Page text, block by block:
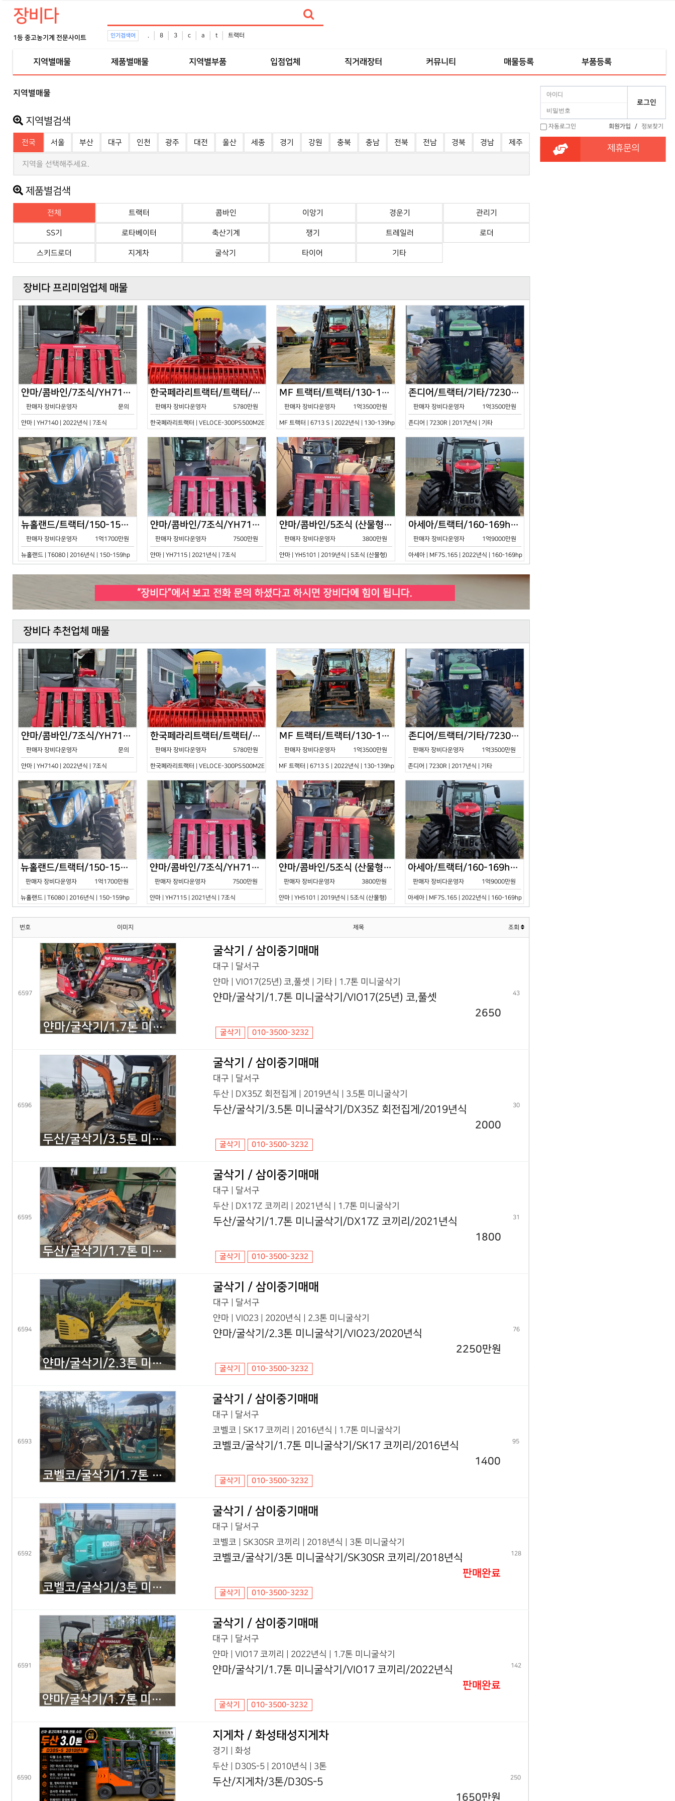
장비다
1등 중고농기계 전문사이트 인기검색어 . 8 3 c a t 트랙터
지역별매물 제품별매물 지역별부품 입점업체 직거래장터 커뮤니티 매물등록 부품등록
지역별매물
지역별검색
전국 서울 부산 대구 인천 광주 대전 울산 세종 경기 강원 충북 충남 전북 전남 경북 경남 제주
지역을 선택해주세요.
제품별검색
전체 트랙터 콤바인 이앙기 경운기 관리기
SS기 로타베이터 축산기계 쟁기 트레일러 로더
스키드로더 지게차 굴삭기 타이어 기타
장비다 프리미엄업체 매물
얀마/콤바인/7조식/YH7140/2024년식
판매자 장비다운영자 문의
얀마 | YH7140 | 2022년식 | 7조식
한국페라리트랙터/트랙터/기타/VELOCE-300PS500M2E/2022년식
판매자 장비다운영자 5780만원
한국페라리트랙터 | VELOCE-300PS500M2E | 2022년식 | 기타
MF 트랙터/트랙터/130-139hp/6713 S/2022년식
판매자 장비다운영자 1억3500만원
MF 트랙터 | 6713 S | 2022년식 | 130-139hp
존디어/트랙터/기타/7230R/2017년식
판매자 장비다운영자 1억3500만원
존디어 | 7230R | 2017년식 | 기타
뉴홀랜드/트랙터/150-159hp/T6080/2016년식
판매자 장비다운영자 1억1700만원
뉴홀랜드 | T6080 | 2016년식 | 150-159hp
얀마/콤바인/7조식/YH7115/2021년식
판매자 장비다운영자 7500만원
얀마 | YH7115 | 2021년식 | 7조식
얀마/콤바인/5조식 (산물형)/YH5101/2019년식
판매자 장비다운영자 3800만원
얀마 | YH5101 | 2019년식 | 5조식 (산물형)
아세아/트랙터/160-169hp/MF7S.165/2023년식
판매자 장비다운영자 1억9000만원
아세아 | MF7S.165 | 2022년식 | 160-169hp
장비다 추천업체 매물
얀마/콤바인/7조식/YH7140/2024년식
판매자 장비다운영자 문의
얀마 | YH7140 | 2022년식 | 7조식
한국페라리트랙터/트랙터/기타/VELOCE-300PS500M2E/2022년식
판매자 장비다운영자 5780만원
한국페라리트랙터 | VELOCE-300PS500M2E | 2022년식 | 기타
MF 트랙터/트랙터/130-139hp/6713 S/2022년식
판매자 장비다운영자 1억3500만원
MF 트랙터 | 6713 S | 2022년식 | 130-139hp
존디어/트랙터/기타/7230R/2017년식
판매자 장비다운영자 1억3500만원
존디어 | 7230R | 2017년식 | 기타
뉴홀랜드/트랙터/150-159hp/T6080/2016년식
판매자 장비다운영자 1억1700만원
뉴홀랜드 | T6080 | 2016년식 | 150-159hp
얀마/콤바인/7조식/YH7115/2021년식
판매자 장비다운영자 7500만원
얀마 | YH7115 | 2021년식 | 7조식
얀마/콤바인/5조식 (산물형)/YH5101/2019년식
판매자 장비다운영자 3800만원
얀마 | YH5101 | 2019년식 | 5조식 (산물형)
아세아/트랙터/160-169hp/MF7S.165/2023년식
판매자 장비다운영자 1억9000만원
아세아 | MF7S.165 | 2022년식 | 160-169hp
번호 이미지 제목 조회
6597
얀마/굴삭기/1.7톤 미니굴삭기/VIO17(25년) 코,풀셋
굴삭기 / 삼이중기매매
대구 | 달서구
얀마 | VIO17(25년) 코,풀셋 | 기타 | 1.7톤 미니굴삭기
얀마/굴삭기/1.7톤 미니굴삭기/VIO17(25년) 코,풀셋
2650
굴삭기 010-3500-3232
43
6596
두산/굴삭기/3.5톤 미니굴삭기/DX35Z 회전집게/2019년식
굴삭기 / 삼이중기매매
대구 | 달서구
두산 | DX35Z 회전집게 | 2019년식 | 3.5톤 미니굴삭기
두산/굴삭기/3.5톤 미니굴삭기/DX35Z 회전집게/2019년식
2000
굴삭기 010-3500-3232
30
6595
두산/굴삭기/1.7톤 미니굴삭기/DX17Z 코끼리/2021년식
굴삭기 / 삼이중기매매
대구 | 달서구
두산 | DX17Z 코끼리 | 2021년식 | 1.7톤 미니굴삭기
두산/굴삭기/1.7톤 미니굴삭기/DX17Z 코끼리/2021년식
1800
굴삭기 010-3500-3232
31
6594
얀마/굴삭기/2.3톤 미니굴삭기/VIO23/2020년식
굴삭기 / 삼이중기매매
대구 | 달서구
얀마 | VIO23 | 2020년식 | 2.3톤 미니굴삭기
얀마/굴삭기/2.3톤 미니굴삭기/VIO23/2020년식
2250만원
굴삭기 010-3500-3232
76
6593
코벨코/굴삭기/1.7톤 미니굴삭기/SK17 코끼리/2016년식
굴삭기 / 삼이중기매매
대구 | 달서구
코벨코 | SK17 코끼리 | 2016년식 | 1.7톤 미니굴삭기
코벨코/굴삭기/1.7톤 미니굴삭기/SK17 코끼리/2016년식
1400
굴삭기 010-3500-3232
95
6592
코벨코/굴삭기/3톤 미니굴삭기/SK30SR 코끼리/2018년식
굴삭기 / 삼이중기매매
대구 | 달서구
코벨코 | SK30SR 코끼리 | 2018년식 | 3톤 미니굴삭기
코벨코/굴삭기/3톤 미니굴삭기/SK30SR 코끼리/2018년식
판매완료
굴삭기 010-3500-3232
128
6591
얀마/굴삭기/1.7톤 미니굴삭기/VIO17 코끼리/2022년식
굴삭기 / 삼이중기매매
대구 | 달서구
얀마 | VIO17 코끼리 | 2022년식 | 1.7톤 미니굴삭기
얀마/굴삭기/1.7톤 미니굴삭기/VIO17 코끼리/2022년식
판매완료
굴삭기 010-3500-3232
142
6590
지게차 / 화성태성지게차
경기 | 화성
두산 | D30S-5 | 2010년식 | 3톤
두산/지게차/3톤/D30S-5
1650만원
250
자동로그인 회원가입 / 정보찾기
제휴문의